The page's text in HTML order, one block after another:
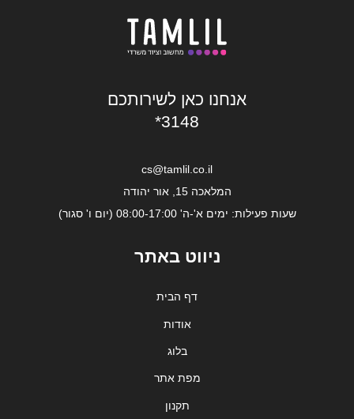
אנחנו כאן לשירותכם
*3148
cs@tamlil.co.il
המלאכה 15, אור יהודה
שעות פעילות: ימים א'-ה' 08:00-17:00 (יום ו' סגור)
ניווט באתר
דף הבית
אודות
בלוג
מפת אתר
תקנון